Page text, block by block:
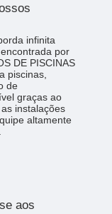
infinita
por
DE PISCINAS
piscinas,
de
graças ao
instalações
altamente
aos